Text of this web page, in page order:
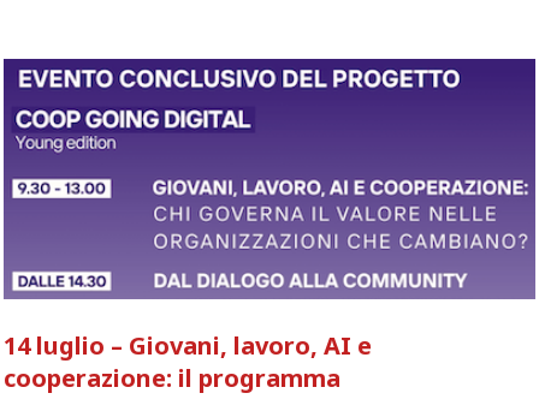
14 luglio – Giovani, lavoro, AI e
cooperazione: il programma